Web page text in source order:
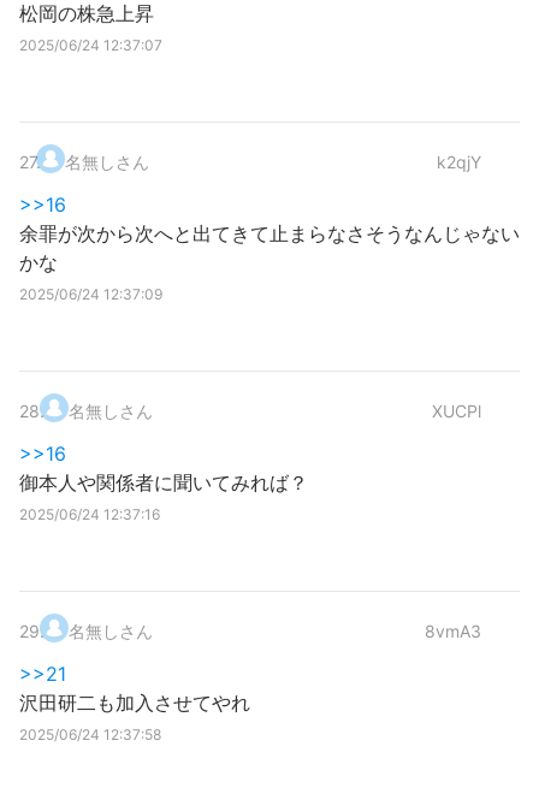
松岡の株急上昇
2025/06/24 12:37:07
27. 名無しさん k2qjY
>>16
余罪が次から次へと出てきて止まらなさそうなんじゃない
かな
2025/06/24 12:37:09
28. 名無しさん XUCPl
>>16
御本人や関係者に聞いてみれば？
2025/06/24 12:37:16
29. 名無しさん 8vmA3
>>21
沢田研二も加入させてやれ
2025/06/24 12:37:58